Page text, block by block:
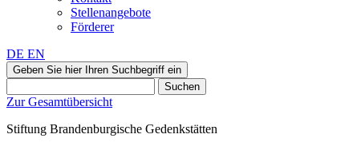
Stellenangebote
Förderer
DE EN
Geben Sie hier Ihren Suchbegriff ein
Suchen
Zur Gesamtübersicht
Stiftung Brandenburgische Gedenkstätten